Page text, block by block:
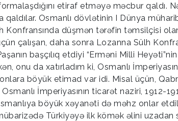
etiraf etməyə məcbur qaldı.
Osmanlı dövlətinin I Dünya
Konfransında düşmən tərəfin təmsilçisi
çalışan, daha sonra Lozanna Sülh
başçılıq etdiyi “Erməni Milli Heyəti”nin
onu da xatırladım ki, Osmanlı
böyük etimad var idi. Misal üçün,
İmperiyasının ticarət naziri, 1912-
böyük xəyanəti də məhz onlar
Türkiyəyə ilk kömək əlini uzadan